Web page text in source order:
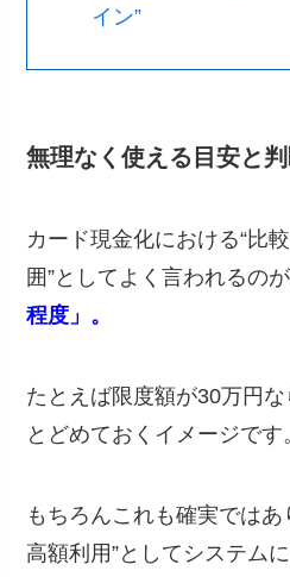
イン”
無理なく使える目安と
カード現金化における“比
囲”としてよく言われるのが
程度」。
たとえば限度額が30万円
とどめておくイメージです
もちろんこれも確実では
高額利用”としてシステム